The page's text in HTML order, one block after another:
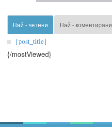
Най - четени Най - коментирани
{post_title}
{/mostViewed}